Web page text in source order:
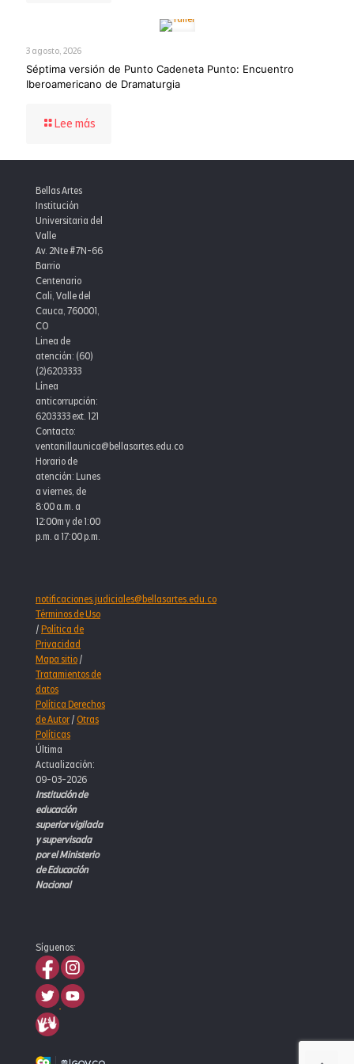
de
95,4
consolida
3 agosto, 2026
Séptima versión de Punto Cadeneta Punto: Encuentro
Iberoamericano de Dramaturgia
Lee más
Punto:
Encuentro
Iberoamericano
de
Bellas Artes
Institución
Universitaria del
Valle
Av. 2Nte #7N-66
Barrio
Centenario
Cali, Valle del
Cauca, 760001,
CO
Linea de
atención: (60)
(2)6203333
Línea
anticorrupción:
6203333 ext. 121
Contacto:
ventanillaunica@bellasartes.edu.co
Horario de
atención: Lunes
a viernes, de
8:00 a.m. a
12:00m y de 1:00
p.m. a 17:00 p.m.
notificaciones.judiciales@bellasartes.edu.co
Términos de Uso
/Política de
Privacidad
Mapa sitio/
Tratamientos de
datos
Política Derechos
de Autor/Otras
Políticas
Última
Actualización:
09-03-2026
Institución de
educación
superior vigilada
y supervisada
por el Ministerio
de Educación
Nacional
Síguenos: